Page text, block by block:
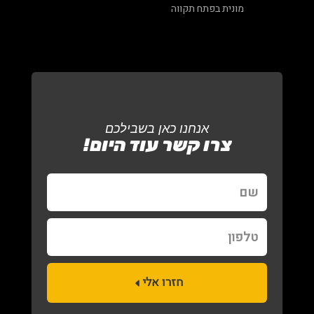
מונית בפתח תקווה
אנחנו כאן בשבילכם
צרו קשר עוד היום!
שם
טלפון
חזרו אלי